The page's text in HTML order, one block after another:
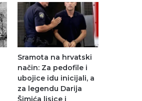
Sramota na hrvatski
način: Za pedofile i
ubojice idu inicijali, a
za legendu Darija